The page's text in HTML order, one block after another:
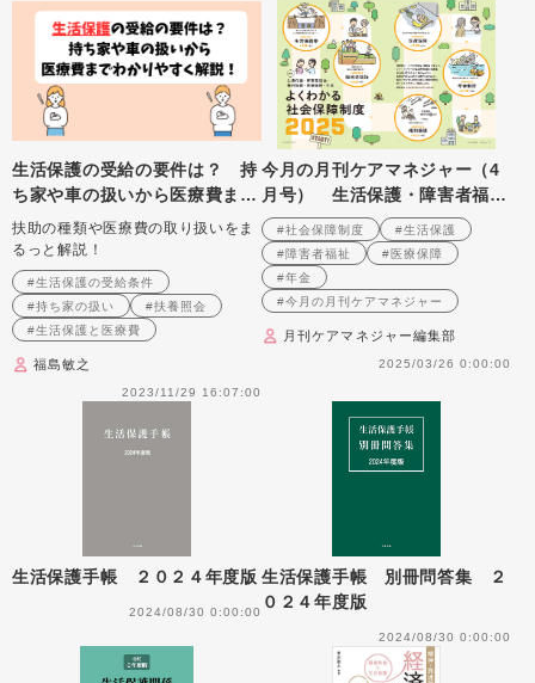
生活保護の受給の要件は？ 持
ち家や車の扱いから医療費まで
わかりやすく解説！
扶助の種類や医療費の取り扱いをま
るっと解説！
#生活保護の受給条件
#持ち家の扱い
#扶養照会
#生活保護と医療費
福島敏之
2023/11/29 16:07:00
今月の月刊ケアマネジャー（4
月号） 生活保護・障害者福
祉・権利擁護・医療保険・年金
よくわかる社会保障制度2025
#社会保障制度
#生活保護
#障害者福祉
#医療保障
#年金
#今月の月刊ケアマネジャー
月刊ケアマネジャー編集部
2025/03/26 0:00:00
生活保護手帳 ２０２４年度版
2024/08/30 0:00:00
生活保護手帳 別冊問答集 ２
０２４年度版
2024/08/30 0:00:00